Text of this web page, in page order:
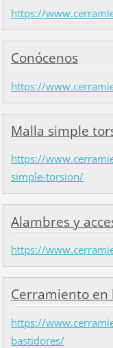
https://
Conócenos
https://
Malla simple
https://
simple-torsion/
Alambres y
https://
Cerramiento en
https://
bastidores/